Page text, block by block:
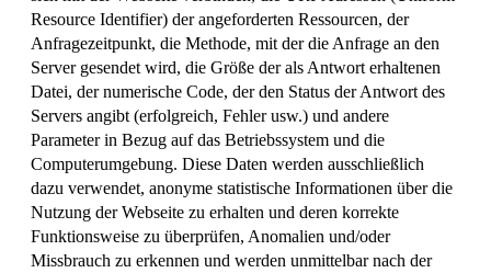
Resource Identifier) der angeforderten Ressourcen, der
Anfragezeitpunkt, die Methode, mit der die Anfrage an den
Server gesendet wird, die Größe der als Antwort erhaltenen
Datei, der numerische Code, der den Status der Antwort des
Servers angibt (erfolgreich, Fehler usw.) und andere
Parameter in Bezug auf das Betriebssystem und die
Computerumgebung. Diese Daten werden ausschließlich
dazu verwendet, anonyme statistische Informationen über die
Nutzung der Webseite zu erhalten und deren korrekte
Funktionsweise zu überprüfen, Anomalien und/oder
Missbrauch zu erkennen und werden unmittelbar nach der